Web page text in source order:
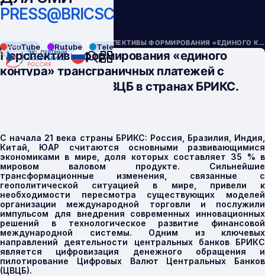
PRESS@BRICSCOUNCIL.RU
YouTube Rutube Telegram VK
НАЗАД АНАЛИТИКА ПЕРСПЕКТИВЫ ФОРМИРОВАНИЯ «ЕДИНОГО КОНТУРА» ТРАНСГРАНИЧНЫХ ПЛАТЕЖЕЙ С ИСПОЛЬЗОВАНИЕМ ЦВЦБ В СТРАНАХ БРИКС. ЧАСТЬ 1
Перспективы формирования «единого
контура» трансграничных платежей с
использованием ЦВЦБ в странах БРИКС.
С начала 21 века страны БРИКС: Россия, Бразилия, Индия,
Китай, ЮАР считаются основными развивающимися
экономиками в мире, доля которых составляет 35 % в
мировом валовом продукте. Сильнейшие
трансформационные изменения, связанные с
геополитической ситуацией в мире, привели к
необходимости пересмотра существующих моделей
организации международной торговли и послужили
импульсом для внедрения современных инновационных
решений в технологическое развитие финансовой
международной системы. Одним из ключевых
направлений деятельности центральных банков БРИКC
является цифровизация денежного обращения и
пилотирование Цифровых Валют Центральных Банков
(ЦВЦБ).